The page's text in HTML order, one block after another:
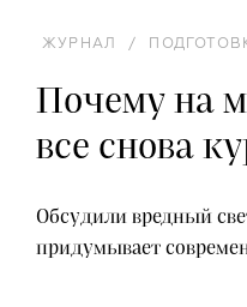
ЖУРНАЛ /
Почему на
все снова
Обсудили вредный
придумывает